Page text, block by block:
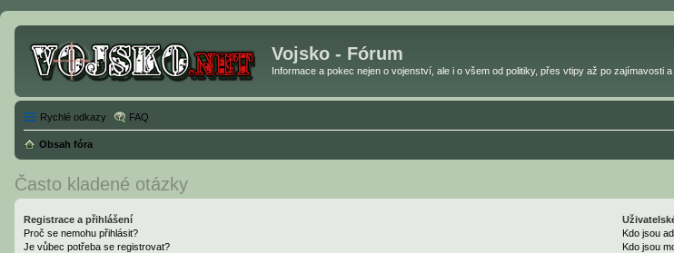
Vojsko - Fórum
Informace a pokec nejen o vojenství, ale i o všem od politiky, přes vtipy až po zajímavosti a
Rychlé odkazy FAQ
Obsah fóra
Často kladené otázky
Registrace a přihlášení
Proč se nemohu přihlásit?
Je vůbec potřeba se registrovat?
Kdo jsou
Kdo jsou